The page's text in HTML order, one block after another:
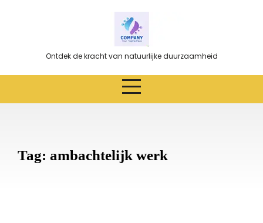
Ontdek de kracht van natuurlijke duurzaamheid
Tag: ambachtelijk werk